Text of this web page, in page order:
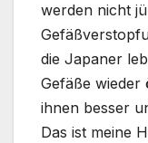
werden nicht
die Japaner
Gefäße wieder
ihnen besser
Das ist meine